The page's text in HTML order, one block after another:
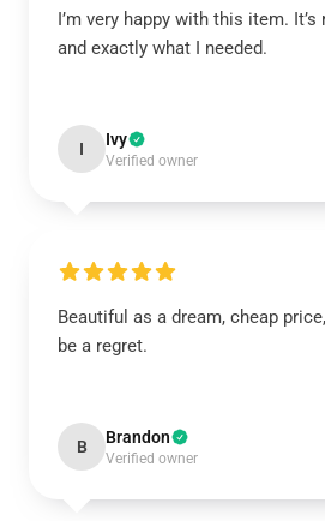
I’m very happy with this item.
and exactly what I needed.
I Ivy
Verified owner
Beautiful as a dream, cheap
be a regret.
B Brandon
Verified owner